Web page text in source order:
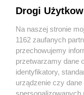
Współpraca z
Zobacz szczegóły
Retail
Wasze ulubione
Drogi
Na naszej stronie
1162 zaufanych
przechowujemy
przetwarzamy dane
identyfikatory,
urządzenie czy